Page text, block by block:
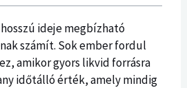
hosszú ideje megbízható
számít. Sok ember fordul
amikor gyors likvid forrásra
időtálló érték, amely mindig